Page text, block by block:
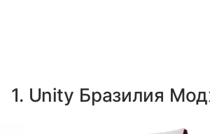
1. Unity Бразилия